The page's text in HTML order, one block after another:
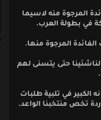
المرجوة منه لاسيما
في بطولة العرب.
المرجوة منها.
حتى يتسنى لهم
الكبير في تلبية طلبات
تخص منتخبنا الواعد.